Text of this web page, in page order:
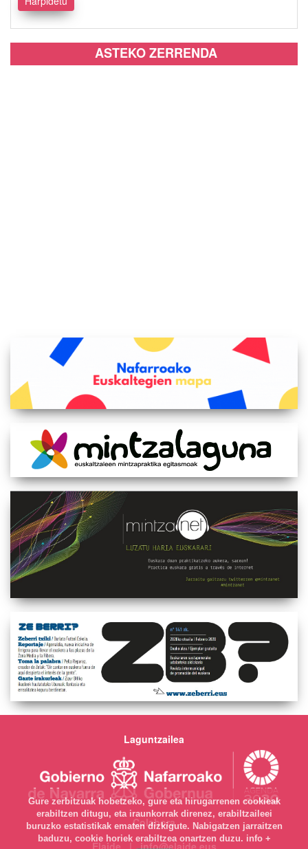
ASTEKO ZERRENDA
Laguntzailea
Colabora
Elaide | info@elaide.eus
Gure zerbitzuak hobetzeko, gure eta hirugarrenen cookieak
erabiltzen ditugu, eta iraunkorrak direnez, erabiltzaileei
buruzko estatistikak ematen dizkigute. Nabigatzen jarraitzen
baduzu, cookie horiek erabiltzea onartzen duzu. info +